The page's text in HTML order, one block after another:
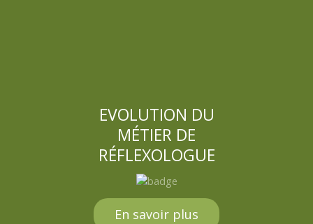
EVOLUTION DU
MÉTIER DE
RÉFLEXOLOGUE
En savoir plus